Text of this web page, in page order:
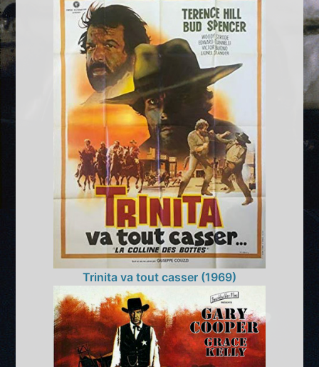
Trinita va tout casser (1969)